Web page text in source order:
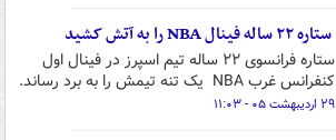
ستاره ۲۲ ساله فینال NBA را به آتش کشید
ستاره فرانسوی ۲۲ ساله تیم اسپرز در فینال اول
کنفرانس غرب NBA یک تنه تیمش را به برد رساند.
۲۹ اردیبهشت ۰۵ - ۱۱:۰۳